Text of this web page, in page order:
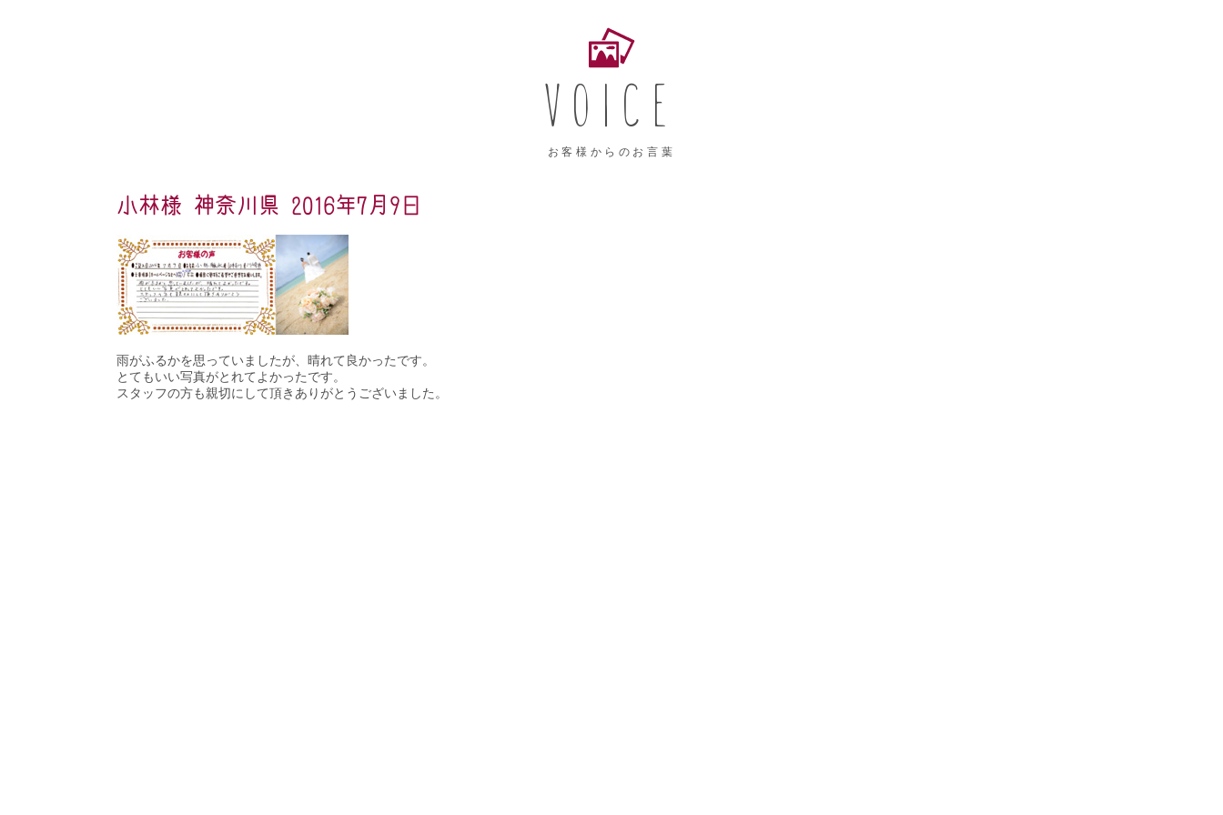
VOICE
お客様からのお言葉
小林様 神奈川県 2016年7月9日
雨がふるかを思っていましたが、晴れて良かったです。
とてもいい写真がとれてよかったです。
スタッフの方も親切にして頂きありがとうございました。